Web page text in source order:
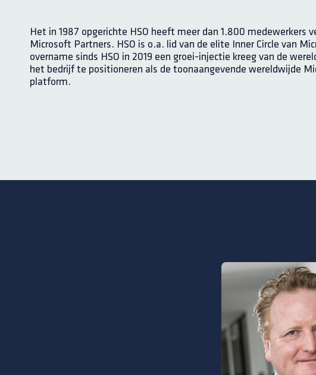
Het in 1987 opgerichte HSO heeft meer dan 1.800 medewerkers
Microsoft Partners. HSO is o.a. lid van de elite Inner Circle van
overname sinds HSO in 2019 een groei-injectie kreeg van de
het bedrijf te positioneren als de toonaangevende wereldwijde
platform.